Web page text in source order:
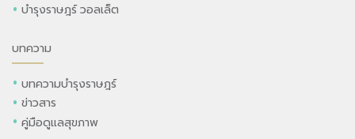
บำรุงราษฎร์ วอลเล็ต
บทความ
บทความบำรุงราษฎร์
ข่าวสาร
คู่มือดูแลสุขภาพ